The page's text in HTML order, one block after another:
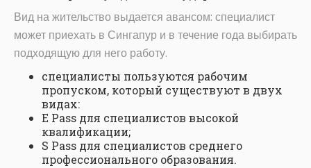
Вид на жительство выдается авансом: специалист
может приехать в Сингапур и в течение года выбирать
подходящую для него работу.
специалисты пользуются рабочим
пропуском, который существуют в двух
видах:
E Pass для специалистов высокой
квалификации;
S Pass для специалистов среднего
профессионального образования.